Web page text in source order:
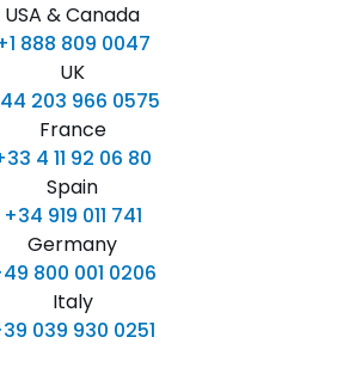
USA & Canada
888 809 0047
UK
203 966 0575
France
4 11 92 06 80
Spain
+34 919 011 741
Germany
800 001 0206
Italy
039 930 0251